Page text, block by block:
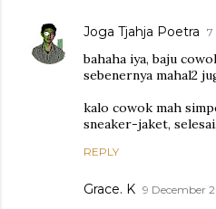
Joga Tjahja Poetra 7
bahaha iya, baju
sebenernya mahal2
kalo cowok mah
sneaker-jaket,
REPLY
Grace. K 9 December